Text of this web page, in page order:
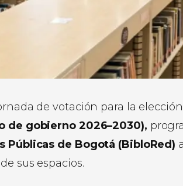
de votación para la
de gobierno 2026–2030),
Públicas de Bogotá (BibloRed)
sus espacios.